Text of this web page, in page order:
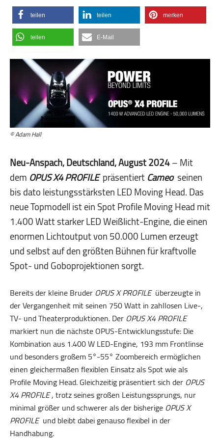
teilen teilen merken
teilen E-Mail
© Adam Hall
Neu-Anspach, Deutschland, August 2024– Mit
dem OPUS X4 PROFILEpräsentiertCameoseinen
bis dato leistungsstärksten LED Moving Head. Das
neue Topmodell ist ein Spot Profile Moving Head mit
1.400 Watt starker LED Weißlicht-Engine, die einen
enormen Lichtoutput von 50.000 Lumen erzeugt
und selbst auf den größten Bühnen für kraftvolle
Spot- und Goboprojektionen sorgt.
Bereits der kleine Bruder OPUS X PROFILEüberzeugte in
der Vergangenheit mit seinen 750 Watt in zahllosen Live-,
TV- und Theaterproduktionen. Der OPUS X4 PROFILE
markiert nun die nächste OPUS-Entwicklungsstufe: Die
Kombination aus 1.400 W LED-Engine, 193 mm Frontlinse
und besonders großem 5°-55° Zoombereich ermöglichen
einen gleichermaßen flexiblen Einsatz als Spot wie als
Profile Moving Head. Gleichzeitig präsentiert sich der OPUS
X4 PROFILE, trotz seines großen Leistungssprungs, nur
minimal größer und schwerer als der bisherige OPUS X
PROFILEund bleibt dabei genauso flexibel in der
Handhabung.